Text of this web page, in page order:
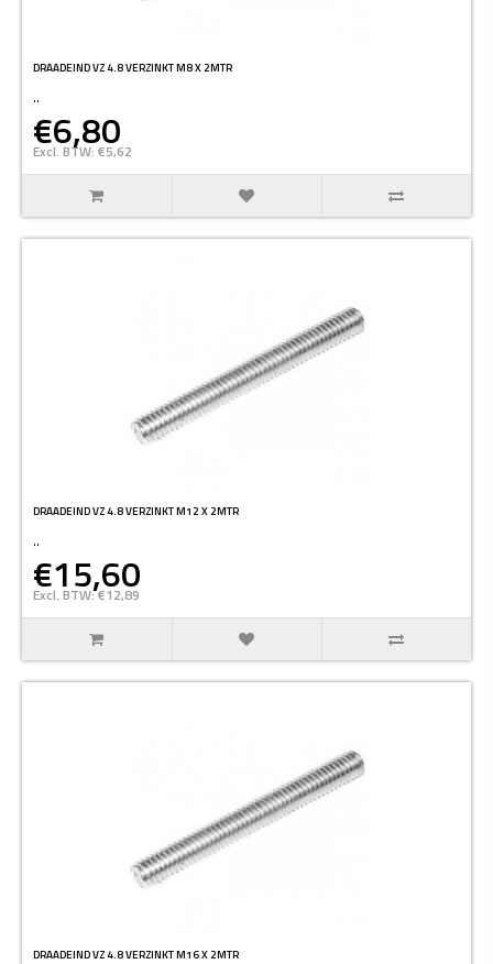
DRAADEIND VZ 4.8 VERZINKT M8 X 2MTR
..
€6,80
Excl. BTW: €5,62
DRAADEIND VZ 4.8 VERZINKT M12 X 2MTR
..
€15,60
Excl. BTW: €12,89
DRAADEIND VZ 4.8 VERZINKT M16 X 2MTR